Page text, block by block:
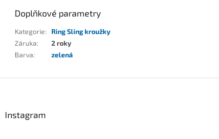
Doplňkové parametry
Kategorie:
Ring Sling kroužky
Záruka:
2 roky
Barva: zelená
Instagram